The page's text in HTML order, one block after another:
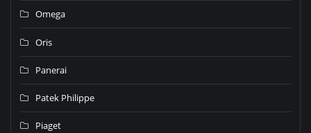
Omega
Oris
Panerai
Patek Philippe
Piaget